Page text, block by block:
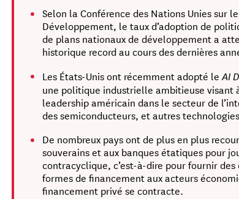
Selon la Conférence des Nations Unies sur
Développement, le taux d’adoption de
de plans nationaux de développement a
historique record au cours des dernières
Les États-Unis ont récemment adopté leAI
une politique industrielle ambitieuse visant
leadership américain dans le secteur de
des semiconducteurs, et autres
De nombreux pays ont de plus en plus
souverains et aux banques étatiques pour
contracyclique, c’est-à-dire pour fournir
formes de financement aux acteurs
financement privé se contracte.